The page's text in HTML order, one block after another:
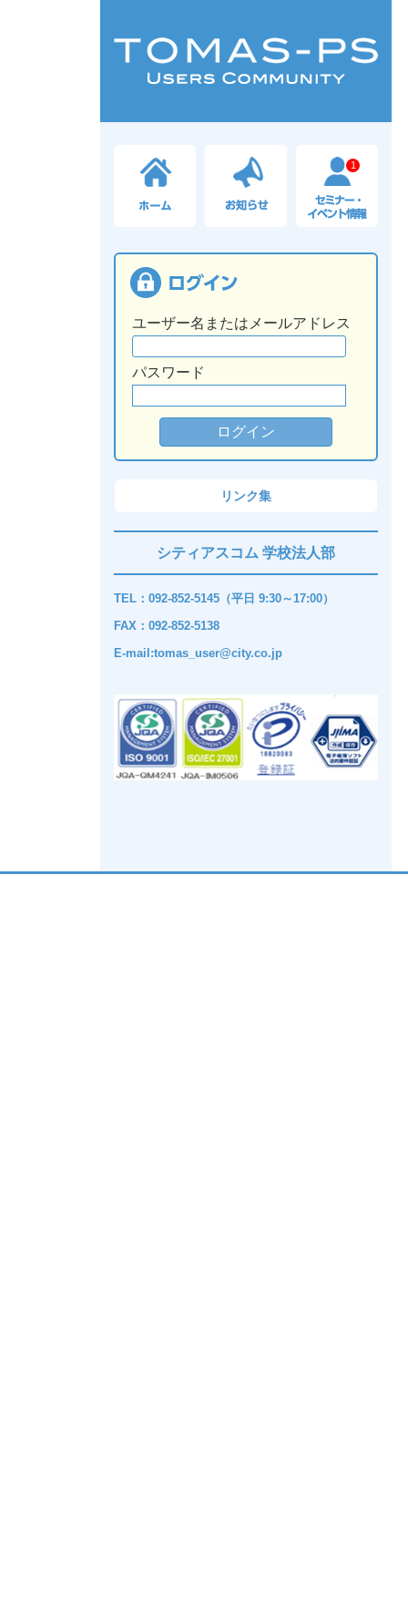
1
ユーザー名またはメールアドレス
パスワード
リンク集
シティアスコム 学校法人部
TEL：092-852-5145（平日 9:30～17:00）
FAX：092-852-5138
E-mail:tomas_user@city.co.jp